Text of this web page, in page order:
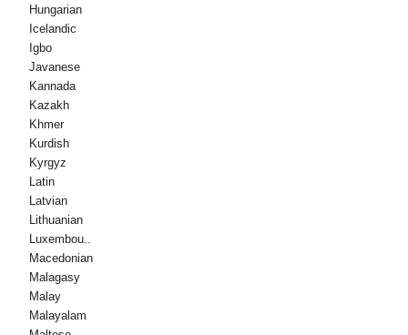
Hungarian
Icelandic
Igbo
Javanese
Kannada
Kazakh
Khmer
Kurdish
Kyrgyz
Latin
Latvian
Lithuanian
Luxembou..
Macedonian
Malagasy
Malay
Malayalam